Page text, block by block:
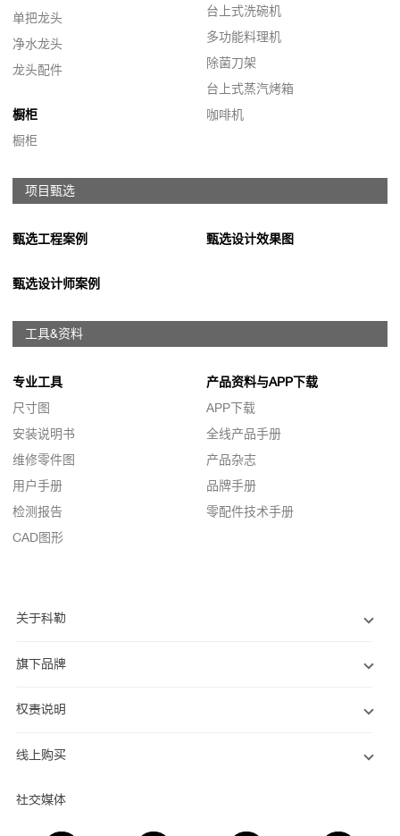
单把龙头
净水龙头
龙头配件
橱柜
橱柜
台上式洗碗机
多功能料理机
除菌刀架
台上式蒸汽烤箱
咖啡机
项目甄选
甄选工程案例
甄选设计师案例
甄选设计效果图
工具&资料
专业工具
尺寸图
安装说明书
维修零件图
用户手册
检测报告
CAD图形
产品资料与APP下载
APP下载
全线产品手册
产品杂志
品牌手册
零配件技术手册
关于科勒
旗下品牌
权责说明
线上购买
社交媒体